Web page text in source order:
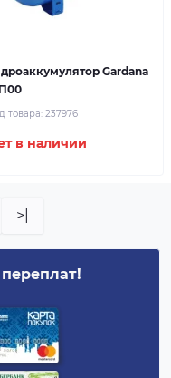
Gardana
товара: 237976
в наличии
>|